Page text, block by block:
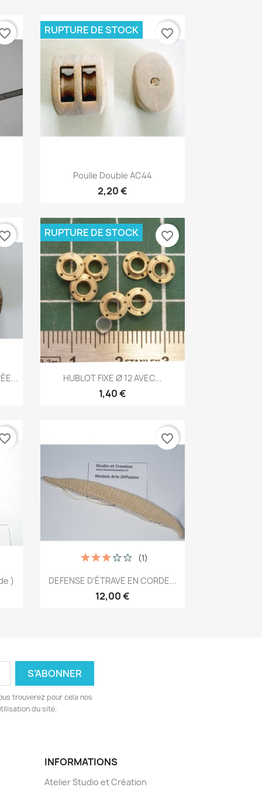
Aperçu rapide
Poulie Double AC44
2,20 €
RUPTURE DE STOCK favorite_border
Aperçu rapide
HUBLOT FIXE Ø 12 AVEC...
1,40 €
RUPTURE DE STOCK favorite_border
)  Aperçu rapide
DEFENSE D'ÉTRAVE EN CORDE...
12,00 €
(1)
favorite_border
trouverez pour cela nos
du site.
INFORMATIONS
Atelier Studio et Création